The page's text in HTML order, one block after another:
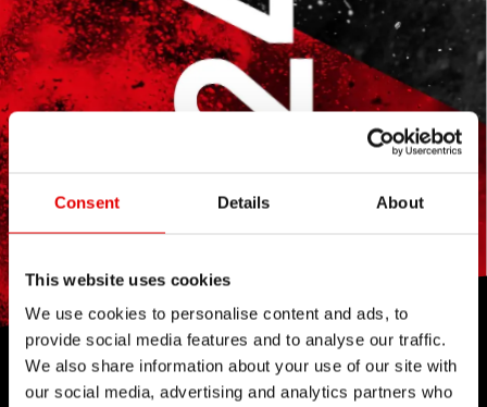
Consent Details About
This website uses cookies
We use cookies to personalise content and ads, to
provide social media features and to analyse our traffic.
We also share information about your use of our site with
our social media, advertising and analytics partners who
技術